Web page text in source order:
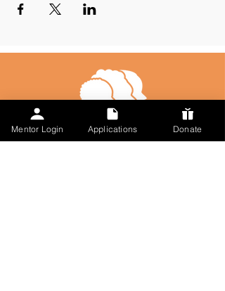
Mentor Login Applications Donate